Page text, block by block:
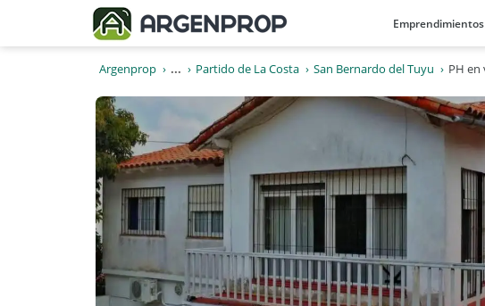
Emprendimientos
Argenprop ... Partido de La Costa San Bernardo del Tuyu